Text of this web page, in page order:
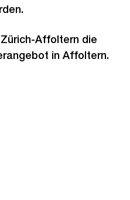
Affoltern die
in Affoltern.